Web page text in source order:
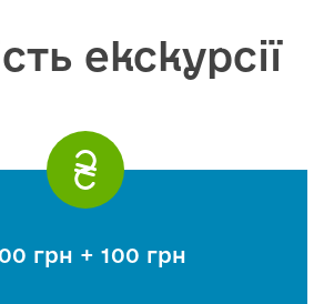
екскурсії
грн + 100 грн